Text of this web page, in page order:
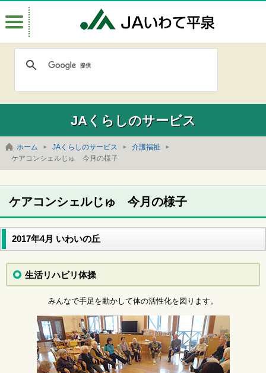
JAくらしのサービス
ホーム JAくらしのサービス
介護福祉
ケアコンシェルじゅ 今月の様子
ケアコンシェルじゅ 今月の様子
2017年4月 いわいの丘
生活リハビリ体操
みんなで手足を動かして体の活性化を図ります。